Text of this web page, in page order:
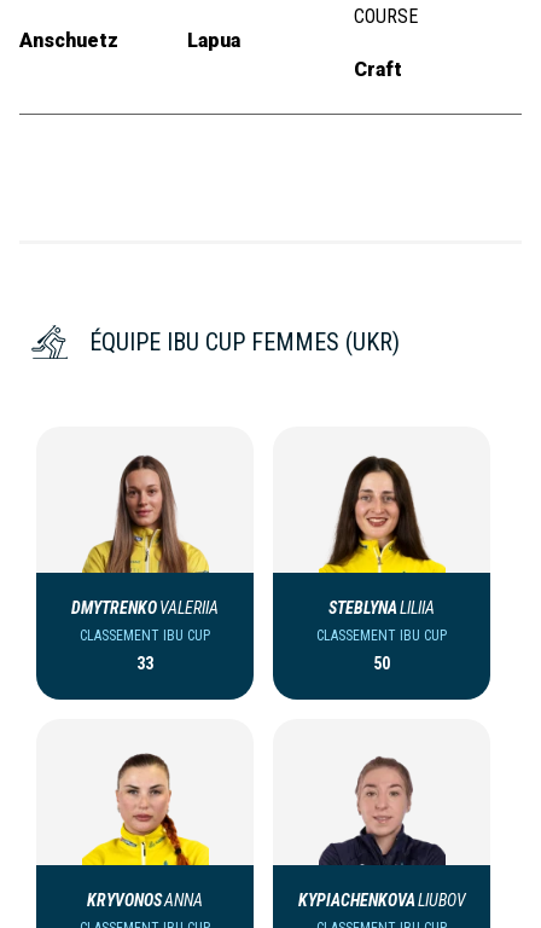
Anschuetz Lapua
COURSE
Craft
ÉQUIPE IBU CUP FEMMES (UKR)
DMYTRENKOVALERIIA
CLASSEMENT IBU CUP
33
STEBLYNALILIIA
CLASSEMENT IBU CUP
50
KRYVONOSANNA KYPIACHENKOVALIUBOV